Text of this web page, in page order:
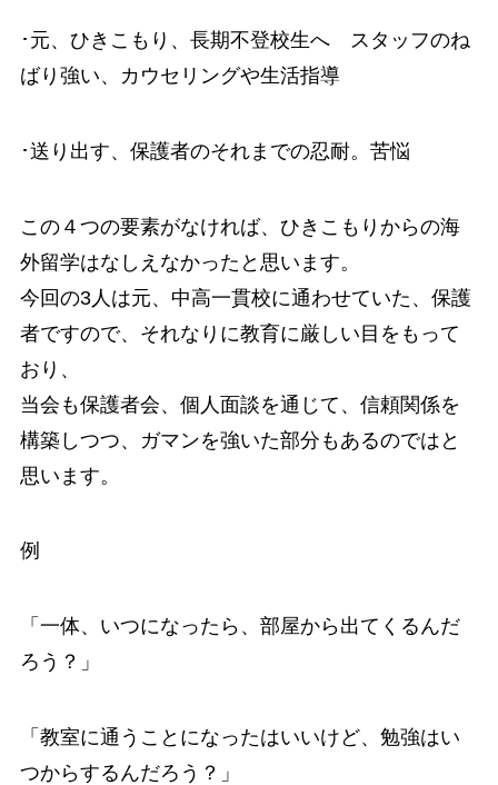
･元、ひきこもり、長期不登校生へ スタッフのね
ばり強い、カウセリングや生活指導
･送り出す、保護者のそれまでの忍耐。苦悩
この４つの要素がなければ、ひきこもりからの海
外留学はなしえなかったと思います。
今回の3人は元、中高一貫校に通わせていた、保護
者ですので、それなりに教育に厳しい目をもって
おり、
当会も保護者会、個人面談を通じて、信頼関係を
構築しつつ、ガマンを強いた部分もあるのではと
思います。
例
「一体、いつになったら、部屋から出てくるんだ
ろう？」
「教室に通うことになったはいいけど、勉強はい
つからするんだろう？」